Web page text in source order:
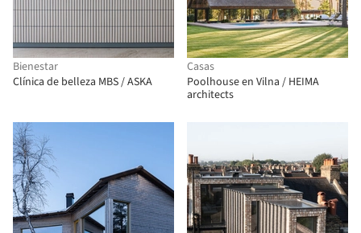
Bienestar
Clínica de belleza MBS / ASKA
Casas
Poolhouse en Vilna / HEIMA
architects